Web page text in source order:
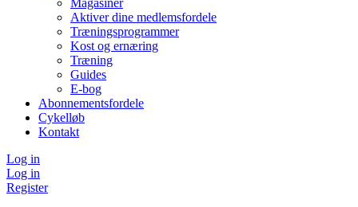
Magasiner
Aktiver dine medlemsfordele
Træningsprogrammer
Kost og ernæring
Træning
Guides
E-bog
Abonnementsfordele
Cykelløb
Kontakt
Log in
Log in
Register